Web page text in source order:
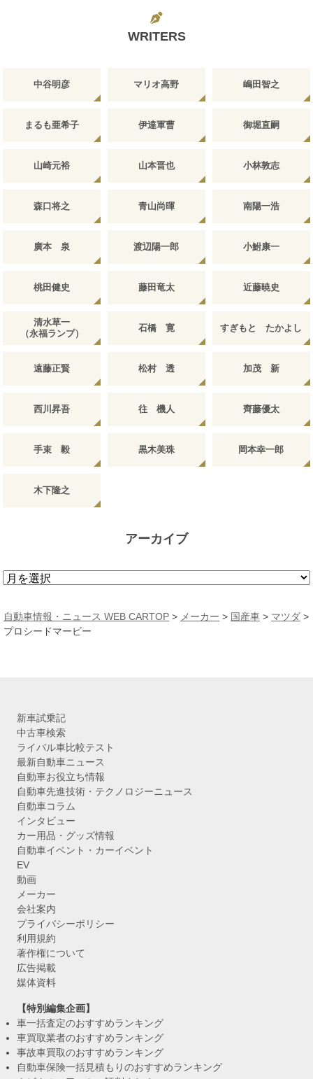
WRITERS
中谷明彦 マリオ高野 嶋田智之
まるも亜希子 伊達軍曹 御堀直嗣
山崎元裕 山本晋也 小林敦志
森口将之 青山尚暉 南陽一浩
廣本 泉 渡辺陽一郎 小鮒康一
桃田健史 藤田竜太 近藤暁史
清水草一
（永福ランプ）
石橋 寛 すぎもと たかよし
遠藤正賢 松村 透 加茂 新
西川昇吾 往 機人 齊藤優太
手束 毅 黒木美珠 岡本幸一郎
木下隆之
アーカイブ
ア
カ
イ
自動車情報・ニュース WEB CARTOP > メーカー > 国産車 > マツダ >
プロシードマービー
新車試乗記
中古車検索
ライバル車比較テスト
最新自動車ニュース
自動車お役立ち情報
自動車先進技術・テクノロジーニュース
自動車コラム
インタビュー
カー用品・グッズ情報
自動車イベント・カーイベント
EV
動画
メーカー
会社案内
プライバシーポリシー
利用規約
著作権について
広告掲載
媒体資料
【特別編集企画】
車一括査定のおすすめランキング
車買取業者のおすすめランキング
事故車買取のおすすめランキング
自動車保険一括見積もりのおすすめランキング